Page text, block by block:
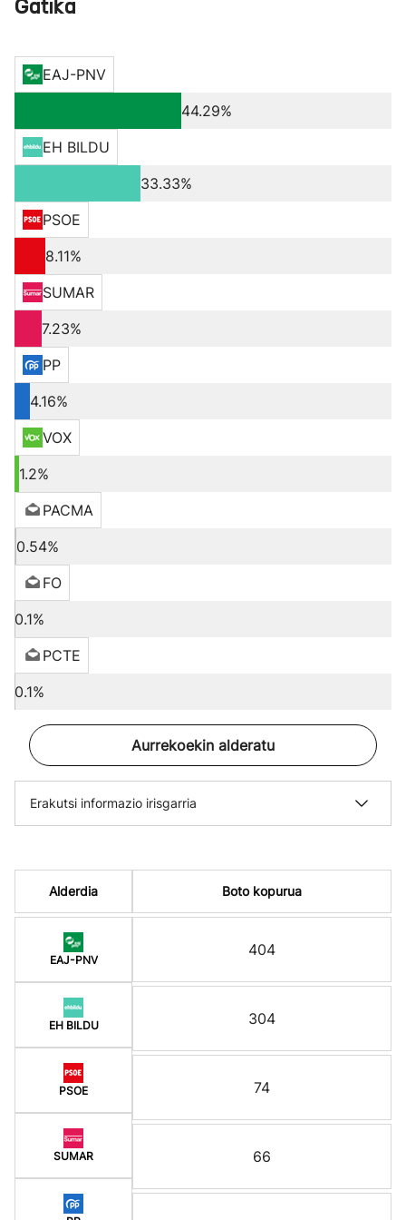
Gatika
EAJ-PNV
44.29%
EH BILDU
33.33%
PSOE
8.11%
SUMAR
7.23%
PP
4.16%
VOX
1.2%
PACMA
0.54%
FO
0.1%
PCTE
0.1%
Aurrekoekin alderatu
Erakutsi informazio irisgarria
Alderdia
EAJ-PNV
EH BILDU
PSOE
SUMAR
Boto kopurua
404
304
74
66